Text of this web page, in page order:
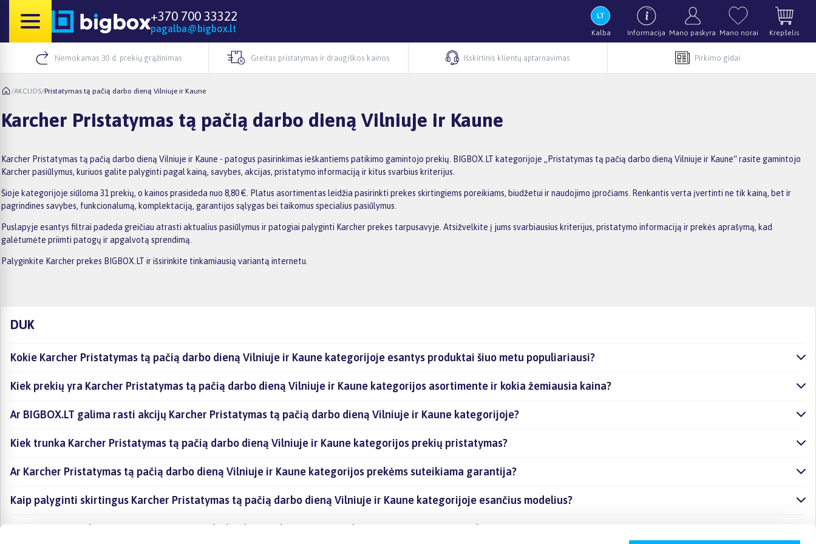
+370 700 33322
pagalba@bigbox.lt Kalba Informacija Mano paskyra Mano norai Krepšelis
Nemokamas 30 d. prekių grąžinimas Greitas pristatymas ir draugiškos kainos Išskirtinis klientų aptarnavimas Pirkimo gidai
/AKCIJOS/Pristatymas tą pačią darbo dieną Vilniuje ir Kaune
Karcher Pristatymas tą pačią darbo dieną Vilniuje ir Kaune
Karcher Pristatymas tą pačią darbo dieną Vilniuje ir Kaune - patogus pasirinkimas ieškantiems patikimo gamintojo prekių. BIGBOX.LT kategorijoje „Pristatymas tą pačią darbo dieną Vilniuje ir Kaune“ rasite gamintojo
Karcher pasiūlymus, kuriuos galite palyginti pagal kainą, savybes, akcijas, pristatymo informaciją ir kitus svarbius kriterijus.
Šioje kategorijoje siūloma 31 prekių, o kainos prasideda nuo 8,80 €. Platus asortimentas leidžia pasirinkti prekes skirtingiems poreikiams, biudžetui ir naudojimo įpročiams. Renkantis verta įvertinti ne tik kainą, bet ir
pagrindines savybes, funkcionalumą, komplektaciją, garantijos sąlygas bei taikomus specialius pasiūlymus.
Puslapyje esantys filtrai padeda greičiau atrasti aktualius pasiūlymus ir patogiai palyginti Karcher prekes tarpusavyje. Atsižvelkite į jums svarbiausius kriterijus, pristatymo informaciją ir prekės aprašymą, kad
galėtumėte priimti patogų ir apgalvotą sprendimą.
Palyginkite Karcher prekes BIGBOX.LT ir išsirinkite tinkamiausią variantą internetu.
DUK
Kokie Karcher Pristatymas tą pačią darbo dieną Vilniuje ir Kaune kategorijoje esantys produktai šiuo metu populiariausi?
Kiek prekių yra Karcher Pristatymas tą pačią darbo dieną Vilniuje ir Kaune kategorijos asortimente ir kokia žemiausia kaina?
Ar BIGBOX.LT galima rasti akcijų Karcher Pristatymas tą pačią darbo dieną Vilniuje ir Kaune kategorijoje?
Kiek trunka Karcher Pristatymas tą pačią darbo dieną Vilniuje ir Kaune kategorijos prekių pristatymas?
Ar Karcher Pristatymas tą pačią darbo dieną Vilniuje ir Kaune kategorijos prekėms suteikiama garantija?
Kaip palyginti skirtingus Karcher Pristatymas tą pačią darbo dieną Vilniuje ir Kaune kategorijoje esančius modelius?
Kaip įsigyti Karcher Pristatymas tą pačią darbo dieną Vilniuje ir Kaune kategorijoje esančias prekes internetu?